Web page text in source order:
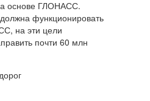
основе ГЛОНАСС.
функционировать
на эти цели
почти 60 млн